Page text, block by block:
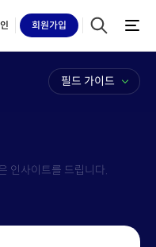
회원가입
필드 가이드
인사이트를 드립니다.